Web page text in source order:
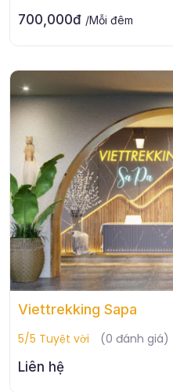
700,000đ /Mỗi đêm
Viettrekking Sapa
5/5 Tuyệt vời
(0 đánh giá)
Liên hệ